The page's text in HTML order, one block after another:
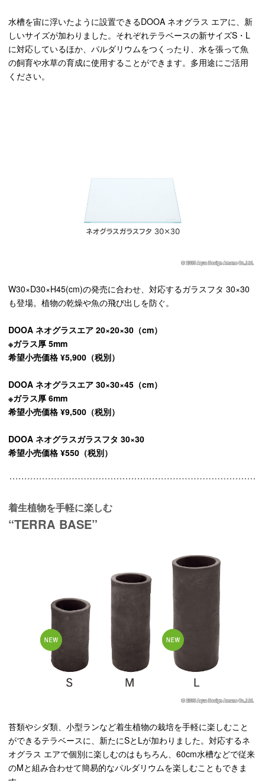
水槽を宙に浮いたように設置できるDOOA ネオグラス エアに、新
しいサイズが加わりました。それぞれテラベースの新サイズS・L
に対応しているほか、パルダリウムをつくったり、水を張って魚
の飼育や水草の育成に使用することができます。多用途にご活用
ください。
W30×D30×H45(cm)の発売に合わせ、対応するガラスフタ 30×30
も登場。植物の乾燥や魚の飛び出しを防ぐ。
DOOA ネオグラスエア 20×20×30（cm）
※ガラス厚 5mm
希望小売価格 ¥5,900（税別）
DOOA ネオグラスエア 30×30×45（cm）
※ガラス厚 6mm
希望小売価格 ¥9,500（税別）
DOOA ネオグラスガラスフタ 30×30
希望小売価格 ¥550（税別）
着生植物を手軽に楽しむ
“TERRA BASE”
苔類やシダ類、小型ランなど着生植物の栽培を手軽に楽しむこと
ができるテラベースに、新たにSとLが加わりました。対応するネ
オグラス エアで個別に楽しむのはもちろん、60cm水槽などで従来
のMと組み合わせて簡易的なパルダリウムを楽しむこともできま